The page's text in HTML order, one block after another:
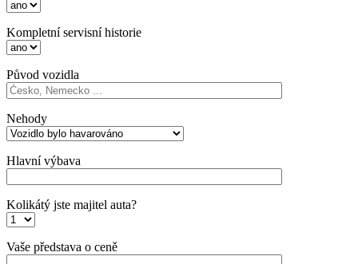
Kompletní servisní historie
Původ vozidla
Nehody
Hlavní výbava
Kolikátý jste majitel auta?
Vaše představa o ceně